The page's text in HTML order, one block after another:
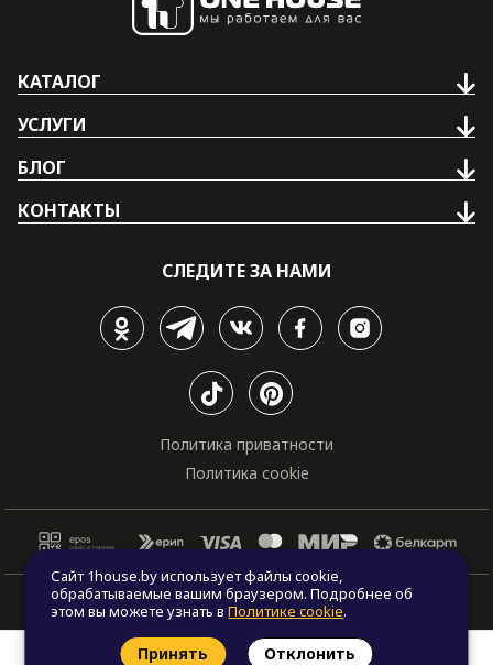
КАТАЛОГ
УСЛУГИ
БЛОГ
КОНТАКТЫ
СЛЕДИТЕ ЗА НАМИ
Политика приватности
Политика cookie
© Все права защищены. "One house", 2011 - 2026
Сайт 1house.by использует файлы cookie,
обрабатываемые вашим браузером. Подробнее об
этом вы можете узнать вПолитике cookie.
Принять Отклонить